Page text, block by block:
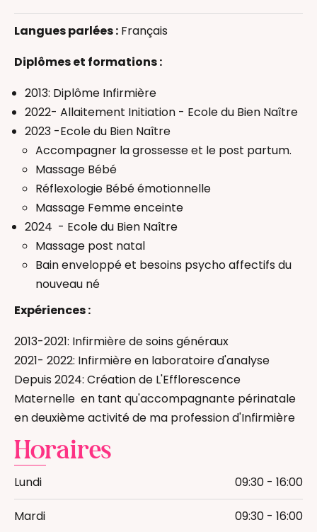
Allaitement
Massage bébé
Massage femme enceinte
Massage Postnatal
Réflexologie bébé
Accompagnant(e) périnatal(e)
Langues parlées : Français
Diplômes et formations :
2013: Diplôme Infirmière
2022- Allaitement Initiation - Ecole du Bien Naître
2023 -Ecole du Bien Naître
Accompagner la grossesse et le post partum.
Massage Bébé
Réflexologie Bébé émotionnelle
Massage Femme enceinte
2024 - Ecole du Bien Naître
Massage post natal
Bain enveloppé et besoins psycho affectifs du
nouveau né
Expériences :
2013-2021: Infirmière de soins généraux
2021- 2022: Infirmière en laboratoire d'analyse
Depuis 2024: Création de L'Efflorescence
Maternelle en tant qu'accompagnante périnatale
en deuxième activité de ma profession d'Infirmière
Horaires
Lundi 09:30 - 16:00
Mardi 09:30 - 16:00